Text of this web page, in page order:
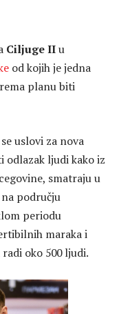
Ciljuge IIu
od kojih je jedna
planu biti
uslovi za nova
odlazak ljudi kako iz
smatraju u
području
periodu
maraka i
oko 500 ljudi.